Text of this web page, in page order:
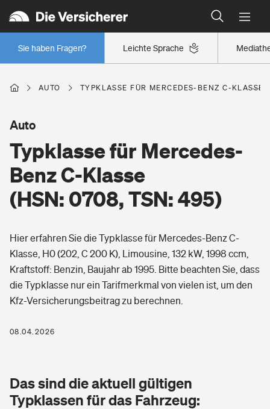
Leichte Sprache
Sie haben Fragen?
Wer versichert was: Jetzt Versicherer finden
Regionalklassen: So ist Ihre Region eingestuft
Wer versichert was: Jetzt Versicherer finden
Berufsunfähigkeitsversicherung
Arbeitsrechtsschutz
Berufshaftpflichtversicherung
Rentenrechner: Wie viel Geld bekomme ich im Alter?
Wohnen
Wohngebäudeversicherung
Hausratversicherung
Elementarversicherung
Photovoltaik
Wärmepumpen versichern
Vermieterrrechtsschutz
Pri­vate Haft­pflicht­
Rechts­schutz­ver­si­che­rung
Kinderunfall­ver­si­che­rung
Gesundheit
Private Krankenversicherung
Tierkrankenversicherung
AUTO TYPKLASSE FÜR MERCEDES-BENZ C-
Typklasse für Mercedes-
Benz C-Klasse
(HSN: 0708, TSN: 495)
Auto
Hier erfahren Sie die Typklasse für Mercedes-Benz C-
Klasse, H0 (202, C 200 K), Limousine, 132 kW, 1998 ccm,
Kraftstoff: Benzin, Baujahr ab 1995. Bitte beachten Sie, dass
die Typklasse nur ein Tarifmerkmal von vielen ist, um den
Kfz-Versicherungsbeitrag zu berechnen.
08.04.2026
Das sind die aktuell gültigen
Typklassen für das Fahrzeug: